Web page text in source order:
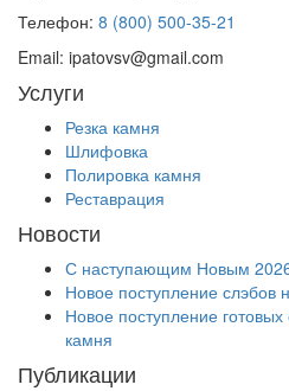
Телефон: 8 (800) 500-35-21
Email: ipatovsv@gmail.com
Услуги
Резка камня
Шлифовка
Полировка камня
Реставрация
Новости
С наступающим Новым
Новое поступление слэбов
Новое поступление
камня
Публикации